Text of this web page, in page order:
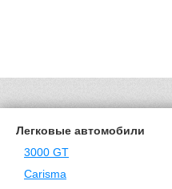
Легковые автомобили
3000 GT
Carisma